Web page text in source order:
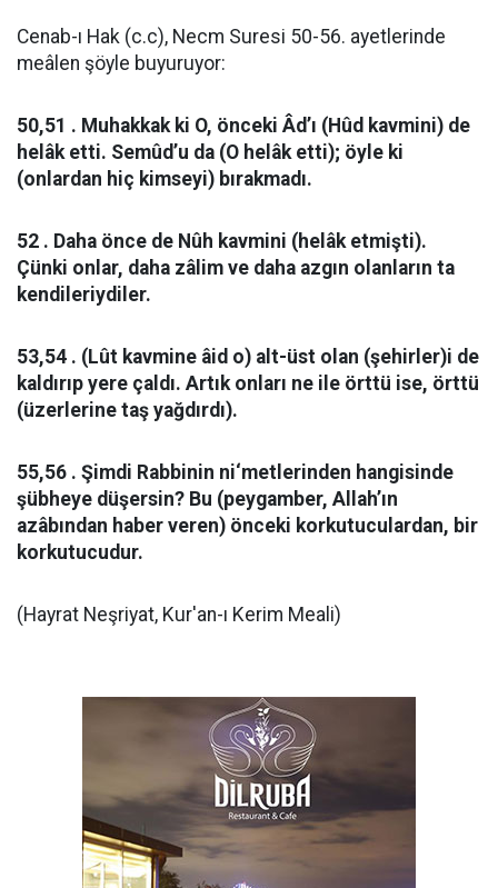
Cenab-ı Hak (c.c), Necm Suresi 50-56. ayetlerinde
meâlen şöyle buyuruyor:
50,51 . Muhakkak ki O, önceki Âd’ı (Hûd kavmini) de
helâk etti. Semûd’u da (O helâk etti); öyle ki
(onlardan hiç kimseyi) bırakmadı.
52 . Daha önce de Nûh kavmini (helâk etmişti).
Çünki onlar, daha zâlim ve daha azgın olanların ta
kendileriydiler.
53,54 . (Lût kavmine âid o) alt-üst olan (şehirler)i de
kaldırıp yere çaldı. Artık onları ne ile örttü ise, örttü
(üzerlerine taş yağdırdı).
55,56 . Şimdi Rabbinin ni‘metlerinden hangisinde
şübheye düşersin? Bu (peygamber, Allah’ın
azâbından haber veren) önceki korkutuculardan, bir
korkutucudur.
(Hayrat Neşriyat, Kur'an-ı Kerim Meali)